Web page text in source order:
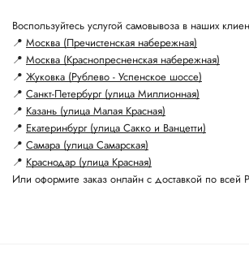
Воспользуйтесь услугой самовывоза в наших
📍 Москва (Пречистенская набережная)
📍 Москва (Краснопресненская набережная)
📍 Жуковка (Рублево - Успенское шоссе)
📍 Санкт-Петербург (улица Миллионная)
📍 Казань (улица Малая Красная)
📍 Екатеринбург (улица Сакко и Ванцетти)
📍 Самара (улица Самарская)
📍 Краснодар (улица Красная)
Или оформите заказ онлайн с доставкой по всей